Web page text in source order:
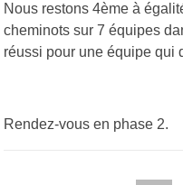
Nous restons 4ème à
cheminots sur 7 équipes
réussi pour une équipe qui
Rendez-vous en phase 2.